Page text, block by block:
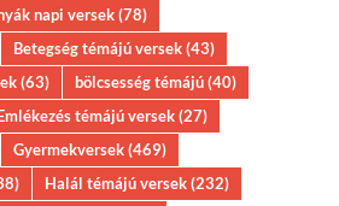
napi versek(78)
Betegség témájú versek(43)
(63) bölcsesség témájú(40)
témájú versek(27)
Gyermekversek(469)
Halál témájú versek(232)